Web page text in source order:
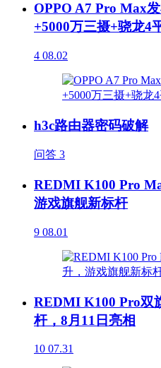
OPPO A7 Pro Max
+5000万三摄+骁龙4
4 08.02
h3c路由器密码破解
问答 3
REDMI K100 Pro
游戏旗舰新标杆
9 08.01
REDMI K100 Pro双
杆，8月11日亮相
10 07.31